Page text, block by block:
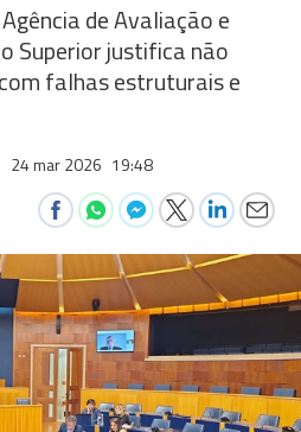
de Avaliação e
Superior justifica não
falhas estruturais e
24 mar 2026 19:48